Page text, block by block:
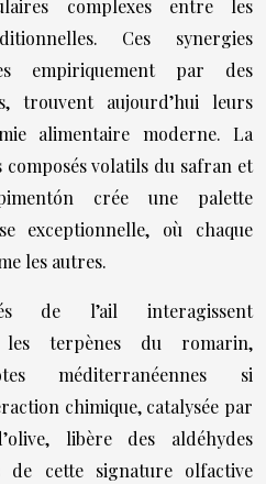
complexes entre les
Ces synergies
empiriquement par des
trouvent aujourd’hui leurs
alimentaire moderne. La
volatils du safran et
crée une palette
exceptionnelle, où chaque
les autres.
de l’ail interagissent
les terpènes du romarin,
méditerranéennes si
chimique, catalysée par
libère des aldéhydes
de cette signature olfactive